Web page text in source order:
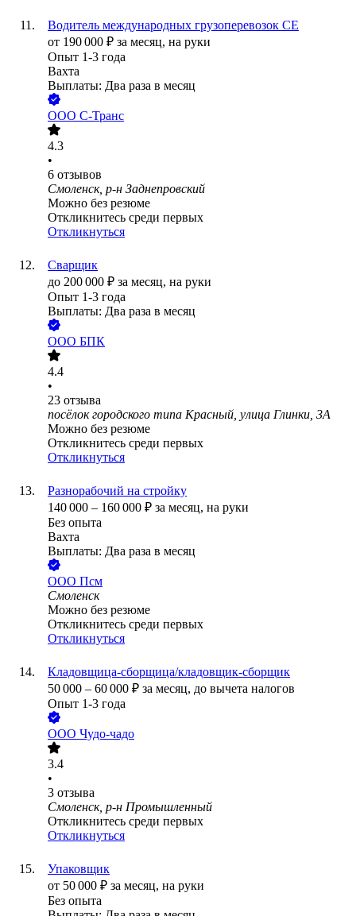
Водитель международных грузоперевозок СЕ
от 190 000 ₽ за месяц, на руки
Опыт 1-3 года
Вахта
Выплаты: Два раза в месяц
ООО С-Транс
4.3
•
6 отзывов
Смоленск, р-н Заднепровский
Можно без резюме
Откликнитесь среди первых
Откликнуться
Сварщик
до 200 000 ₽ за месяц, на руки
Опыт 1-3 года
Выплаты: Два раза в месяц
ООО БПК
4.4
•
23 отзыва
посёлок городского типа Красный, улица Глинки, 3А
Можно без резюме
Откликнитесь среди первых
Откликнуться
Разнорабочий на стройку
140 000 – 160 000 ₽ за месяц, на руки
Без опыта
Вахта
Выплаты: Два раза в месяц
ООО Псм
Смоленск
Можно без резюме
Откликнитесь среди первых
Откликнуться
Кладовщица-сборщица/кладовщик-сборщик
50 000 – 60 000 ₽ за месяц, до вычета налогов
Опыт 1-3 года
ООО Чудо-чадо
3.4
•
3 отзыва
Смоленск, р-н Промышленный
Откликнитесь среди первых
Откликнуться
Упаковщик
от 50 000 ₽ за месяц, на руки
Без опыта